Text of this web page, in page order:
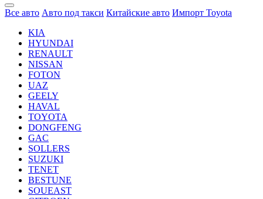
Все авто Авто под такси Китайские авто Импорт Toyota
KIA
HYUNDAI
RENAULT
NISSAN
FOTON
UAZ
GEELY
HAVAL
TOYOTA
DONGFENG
GAC
SOLLERS
SUZUKI
TENET
BESTUNE
SOUEAST